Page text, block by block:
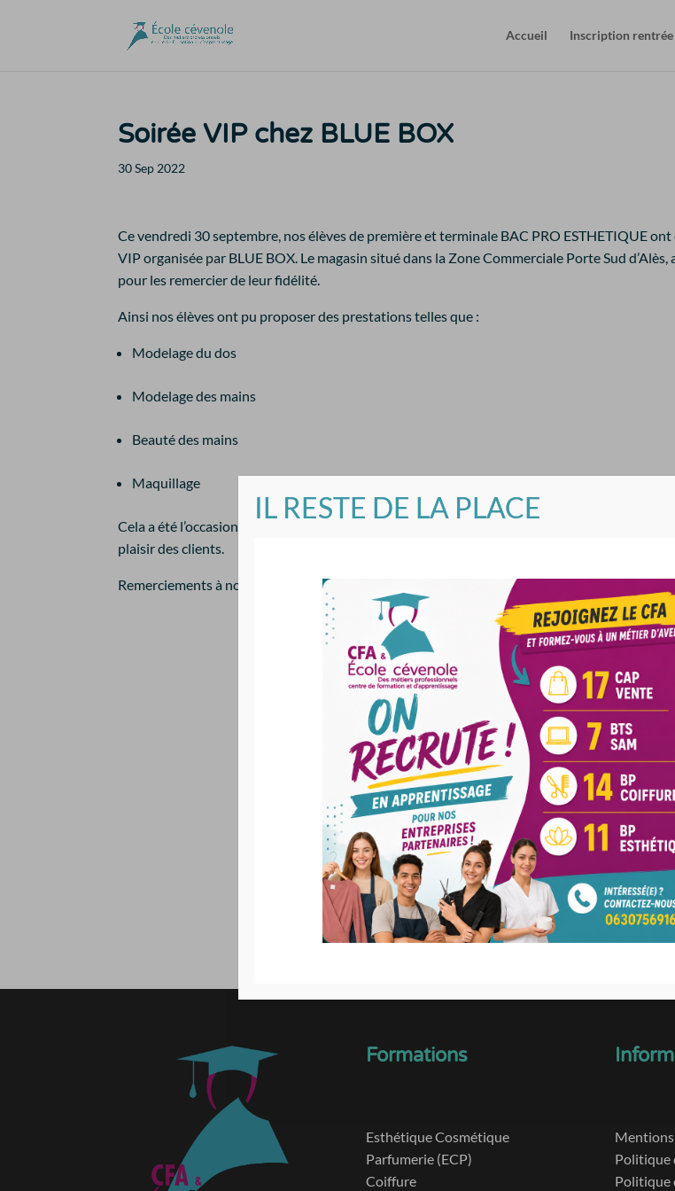
Accueil Inscription
Soirée VIP chez BLUE BOX
30 Sep 2022
Ce vendredi 30 septembre, nos élèves de première et terminale BAC PRO ESTHETIQUE ont
VIP organisée par BLUE BOX. Le magasin situé dans la Zone Commerciale Porte Sud d’Alès,
pour les remercier de leur fidélité.
Ainsi nos élèves ont pu proposer des prestations telles que :
Modelage du dos
Modelage des mains
Beauté des mains
Maquillage
Cela a été l’occasion pour nos élèves de sortir du cadre scolaire et montrer leurs savoir-faire
plaisir des clients.
Remerciements à nos élèves ainsi qu’à Blue Box pour cet échange.
Formations
Esthétique Cosmétique
Parfumerie (ECP)
Coiffure
Mentions
Politique
Politique
IL RESTE DE LA PLACE